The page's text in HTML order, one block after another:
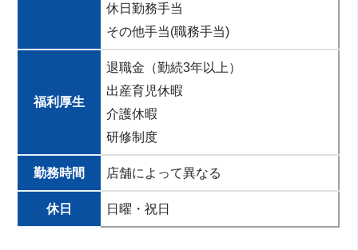
休日勤務手当
その他手当(職務手当)
福利厚生
退職金（勤続3年以上）
出産育児休暇
介護休暇
研修制度
勤務時間 店舗によって異なる
休日 日曜・祝日